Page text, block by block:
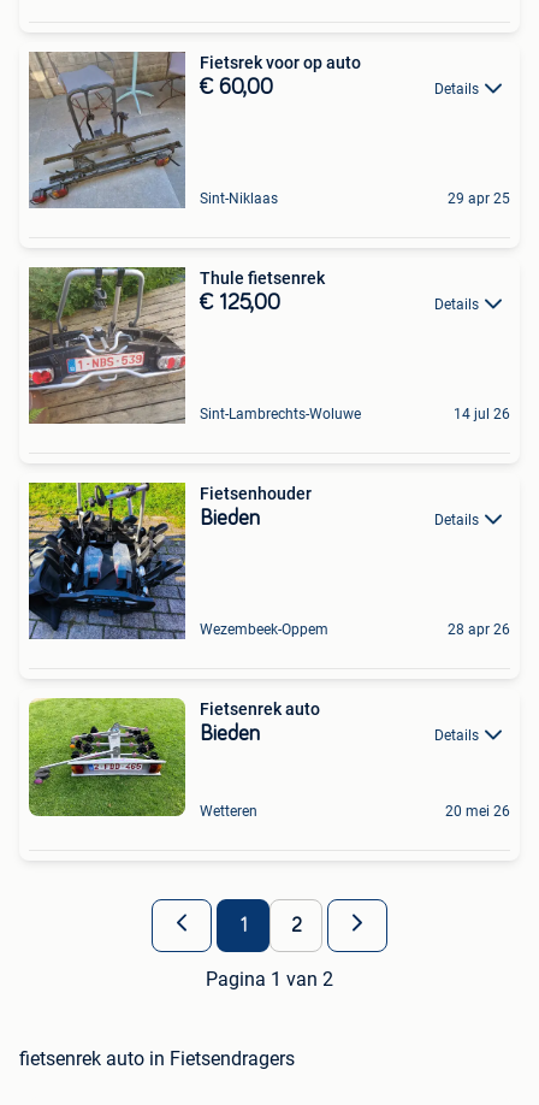
Fietsrek voor op auto
€ 60,00 Details
Sint-Niklaas 29 apr 25
Thule fietsenrek
€ 125,00 Details
Sint-Lambrechts-Woluwe 14 jul 26
Fietsenhouder
Bieden Details
Wezembeek-Oppem 28 apr 26
Fietsenrek auto
Bieden Details
Wetteren 20 mei 26
1 2
Pagina 1 van 2
fietsenrek auto in Fietsendragers